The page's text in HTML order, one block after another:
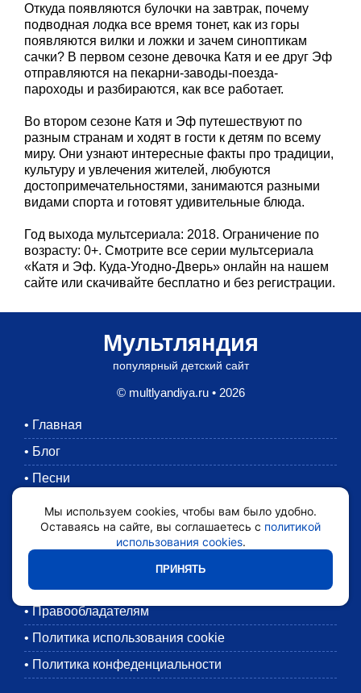
Откуда появляются булочки на завтрак, почему
подводная лодка все время тонет, как из горы
появляются вилки и ложки и зачем синоптикам
сачки? В первом сезоне девочка Катя и ее друг Эф
отправляются на пекарни-заводы-поезда-
пароходы и разбираются, как все работает.
Во втором сезоне Катя и Эф путешествуют по
разным странам и ходят в гости к детям по всему
миру. Они узнают интересные факты про традиции,
культуру и увлечения жителей, любуются
достопримечательностями, занимаются разными
видами спорта и готовят удивительные блюда.
Год выхода мультсериала: 2018. Ограничение по
возрасту: 0+. Смотрите все серии мультсериала
«Катя и Эф. Куда-Угодно-Дверь» онлайн на нашем
сайте или скачивайте бесплатно и без регистрации.
Мультляндия
популярный детский сайт
© multlyandiya.ru • 2026
• Главная
• Блог
• Песни
Раскраски
Картинки
•
•
• Правообладателям
• Политика использования cookie
• Политика конфеденциальности
Мы используем cookies, чтобы вам было удобно.
Оставаясь на сайте, вы соглашаетесь с политикой
использования cookies.
ПРИНЯТЬ